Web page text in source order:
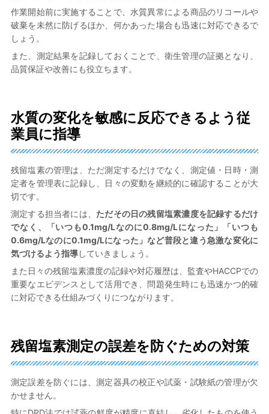
作業開始前に実施することで、水質異常による商品のリコールや
破棄を未然に防げるほか、何かあった場合も迅速に対応できるで
しょう。
また、測定結果を記録しておくことで、衛生管理の証拠となり、
品質保証や改善にも役立ちます。
水質の変化を敏感に反応できるよう従
業員に指導
残留塩素の管理は、ただ測定するだけでなく、測定値・日時・測
定者を管理表に記録し、日々の変動を継続的に確認することが大
切です。
測定する担当者には、 ただその日の残留塩素濃度を記録するだけ
でなく、「いつも0.1mg/Lなのに0.8mg/Lになった」「いつも
0.6mg/Lなのに0.1mg/Lになった」など普段と違う急激な変化に
気づけるよう指導していきましょう。
また日々の残留塩素濃度の記録や対応履歴は、監査やHACCPでの
重要なエビデンスとして活用でき、問題発生時にも迅速かつ的確
に対応できる仕組みづくりにつながります。
残留塩素測定の誤差を防ぐための対策
測定誤差を防ぐには、測定器具の校正や試薬・試験紙の管理が欠
かせません。